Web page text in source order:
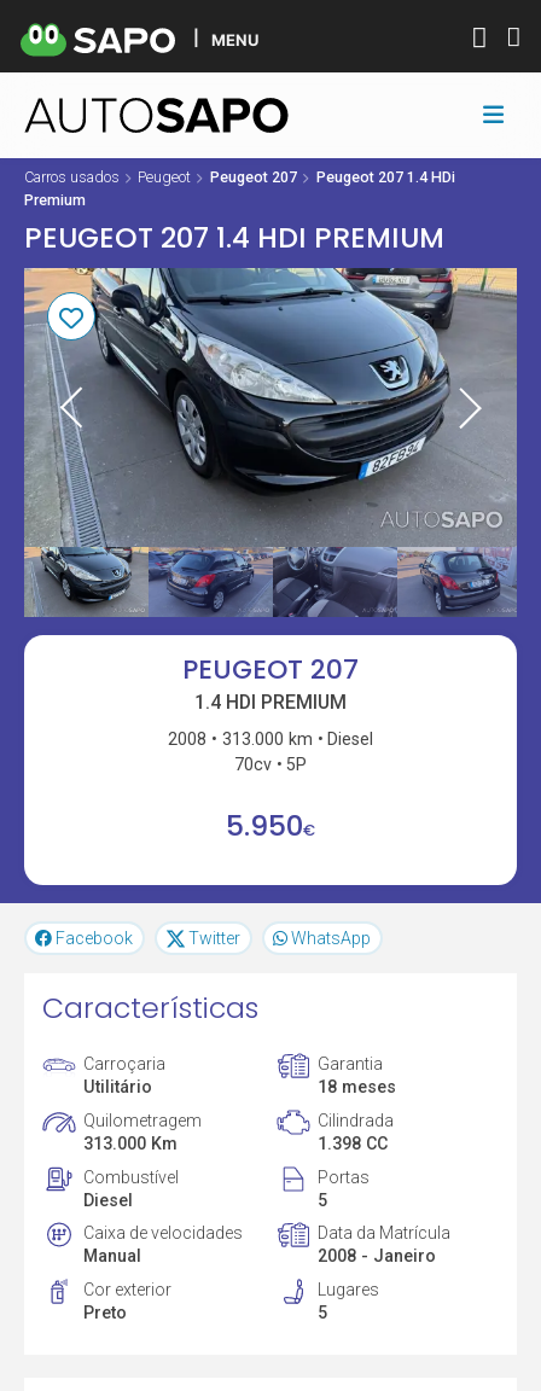
MENU
Carros usados Peugeot Peugeot 207
Peugeot 207 1.4 HDi
Premium
PEUGEOT 207 1.4 HDI PREMIUM
PEUGEOT 207
1.4 HDI PREMIUM
2008 313.000 km
Diesel
70cv
5P
5.950€
Facebook Twitter WhatsApp
Características
Carroçaria
Utilitário
Garantia
18 meses
Quilometragem
313.000 Km
Cilindrada
1.398 CC
Combustível
Diesel
Portas
5
Caixa de velocidades
Manual
Data da Matrícula
2008 - Janeiro
Cor exterior
Preto
Lugares
5